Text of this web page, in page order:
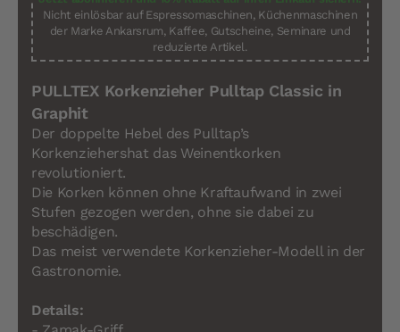
Nicht einlösbar auf Espressomaschinen, Küchenmaschinen
der Marke Ankarsrum, Kaffee, Gutscheine, Seminare und
reduzierte Artikel.
PULLTEX Korkenzieher Pulltap Classic in
Graphit
Der doppelte Hebel des Pulltap’s
Korkenziehershat das Weinentkorken
revolutioniert.
Die Korken können ohne Kraftaufwand in zwei
Stufen gezogen werden, ohne sie dabei zu
beschädigen.
Das meist verwendete Korkenzieher-Modell in der
Gastronomie​.
Details: